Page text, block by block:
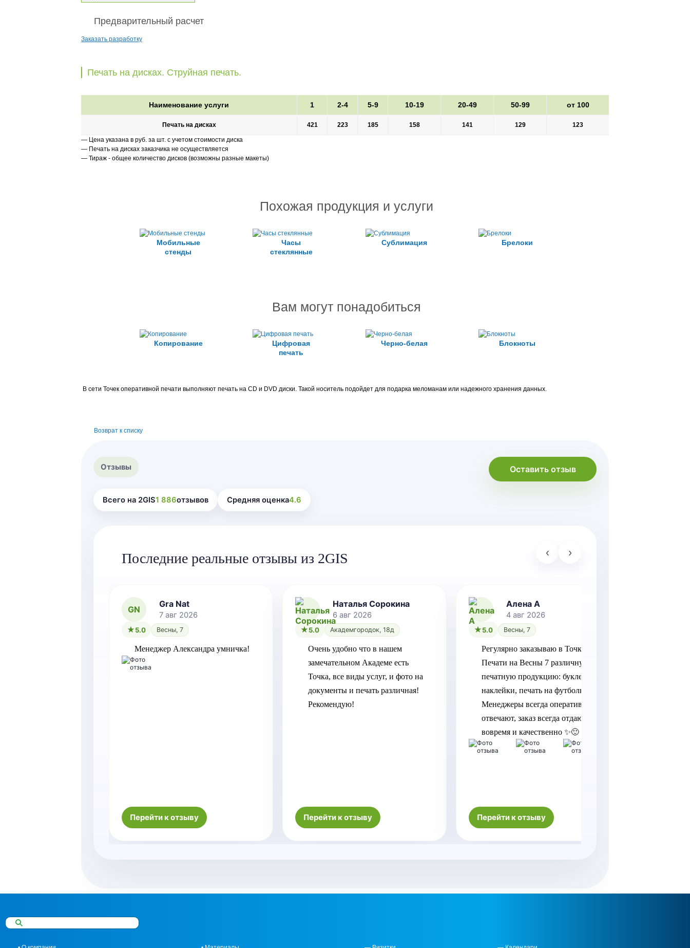
Предварительный расчет
Заказать разработку
Печать на дисках. Струйная печать.
Наименование услуги 1 2-4 5-9 10-19 20-49 50-99 от 100
Печать на дисках 421 223 185 158 141 129 123
— Цена указана в руб. за шт. с учетом стоимости диска
— Печать на дисках заказчика не осуществляется
— Тираж - общее количество дисков (возможны разные макеты)
Похожая продукция и услуги
Мобильные
стенды
Часы
стеклянные
Сублимация Брелоки
Вам могут понадобиться
Копирование
Цифровая
печать
Черно-белая Блокноты
В сети Точек оперативной печати выполняют печать на CD и DVD диски. Такой носитель подойдет для подарка меломанам или надежного хранения данных.
Возврат к списку
Отзывы
Всего на 2GIS1 886отзывов Средняя оценка4.6
Оставить отзыв
Последние реальные отзывы из 2GIS ‹ ›
GN
Gra Nat
7 авг 2026
5.0 Весны, 7
Менеджер Александра умничка!
Перейти к отзыву
Наталья Сорокина
6 авг 2026
5.0 Академгородок, 18д
Очень удобно что в нашем
замечательном Академе есть
Точка, все виды услуг, и фото на
документы и печать различная!
Рекомендую!
Перейти к отзыву
Алена А
4 авг 2026
5.0 Весны, 7
Регулярно заказываю в Точка
Печати на Весны 7 различную
печатную продукцию: буклеты,
наклейки, печать на футболках.
Менеджеры всегда оперативно
отвечают, заказ всегда отдают
вовремя и качественно ✨🙂
Перейти к отзыву